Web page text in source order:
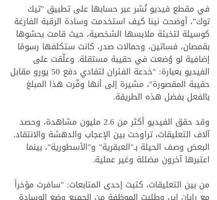
في مقطع فيديو نُشر عبر حسابها على تطبيق "تيك
توك"، أوضحت نينا كيف استخدمت وسادة الرقبة الفارغة
كوسيلة لتخبئة ملابسها الشخصية، حيث قامت بحشوها
بقمصان، فساتين، وحمالات صدر، كانت ستكلفها رسومًا
إضافية لو وُضعت في حقيبة مستقلة. وعلّقت على
الفيديو بعبارة: "خدعة الفئران لتفادي دفع 50 يورو مقابل
حقيبة المقصورة"، مشيرة إلى أنها وفّرت هذا المبلغ
بالفعل بفضل هذه الطريقة.
وقد حقق الفيديو أكثر من 2.6 مليون مشاهدة، وحصد
آلاف التعليقات، تراوحت بين الإعجاب والدهشة والانتقاد.
البعض وصف الحيلة بـ"العبقرية" و"الأسطورية"، بينما
اعتبرها آخرون مضللة وغير عملية.
من بين التعليقات، كتبت إحدى المتابعات: "سافرت مؤخراً